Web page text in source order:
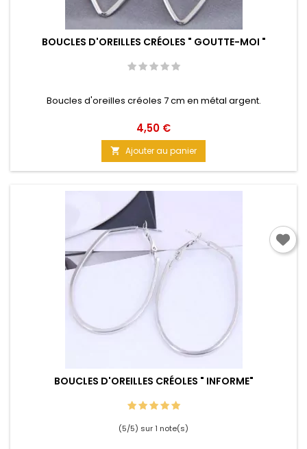
BOUCLES D'OREILLES CRÉOLES " GOUTTE-MOI "
Boucles d'oreilles créoles 7 cm en métal argent.
Prix
4,50 €
 Ajouter au panier
BOUCLES D'OREILLES CRÉOLES " INFORME"
(5/5) sur 1 note(s)